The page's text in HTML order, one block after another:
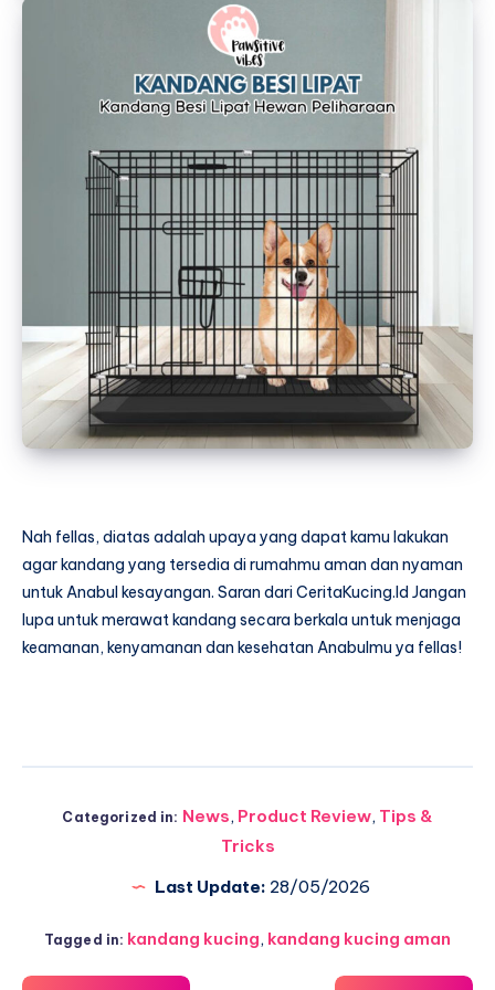
Nah fellas, diatas adalah upaya yang dapat kamu lakukan
agar kandang yang tersedia di rumahmu aman dan nyaman
untuk Anabul kesayangan. Saran dari CeritaKucing.Id Jangan
lupa untuk merawat kandang secara berkala untuk menjaga
keamanan, kenyamanan dan kesehatan Anabulmu ya fellas!
Categorized in: News, Product Review, Tips &
Tricks
Last Update: 28/05/2026
Tagged in: kandang kucing, kandang kucing aman